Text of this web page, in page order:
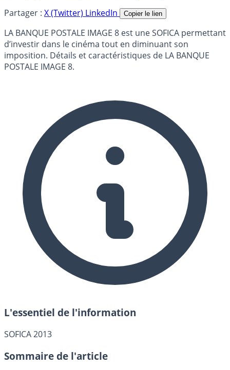
Partager : X (Twitter) LinkedIn Copier le lien
LA BANQUE POSTALE IMAGE 8 est une SOFICA permettant
d’investir dans le cinéma tout en diminuant son
imposition. Détails et caractéristiques de LA BANQUE
POSTALE IMAGE 8.
L'essentiel de l'information
SOFICA 2013
Sommaire de l'article